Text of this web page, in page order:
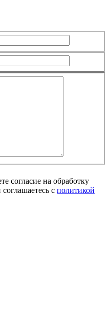
согласие на обработку
с политикой